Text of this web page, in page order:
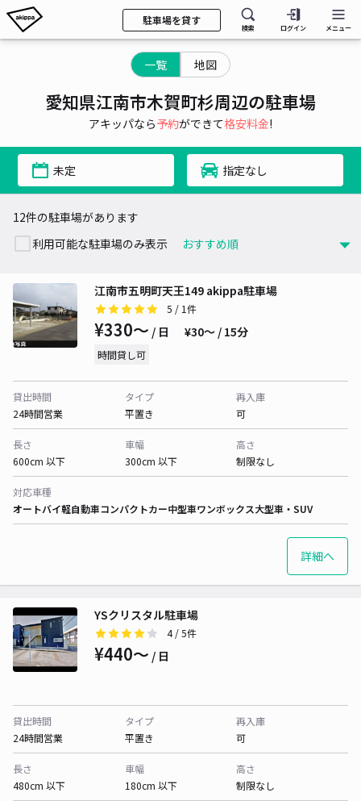
駐車場を貸す
検索 ログイン メニュー
一覧 地図
愛知県江南市木賀町杉周辺の駐車場
アキッパなら予約ができて格安料金!
未定 指定なし
12件の駐車場があります
利用可能な駐車場のみ表示
江南市五明町天王149 akippa駐車場
5 / 1件
¥330〜 / 日 ¥30〜 / 15分
時間貸し可
貸出時間
24時間営業
タイプ
平置き
再入庫
可
長さ
600cm 以下
車幅
300cm 以下
高さ
制限なし
対応車種
オートバイ軽自動車コンパクトカー中型車ワンボックス大型車・SUV
詳細へ
YSクリスタル駐車場
4/ 5件
¥440〜 / 日
貸出時間
24時間営業
タイプ
平置き
再入庫
可
長さ
480cm 以下
車幅
180cm 以下
高さ
制限なし